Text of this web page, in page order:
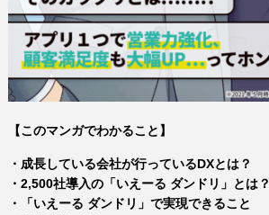
【このマンガでわかること】
・成長している会社が行っているDXとは？
・2,500社導入の「いえーる ダンドリ」とは？
・「いえーる ダンドリ」で実現できること